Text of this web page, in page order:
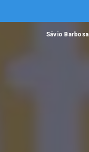
Sávio Barbosa